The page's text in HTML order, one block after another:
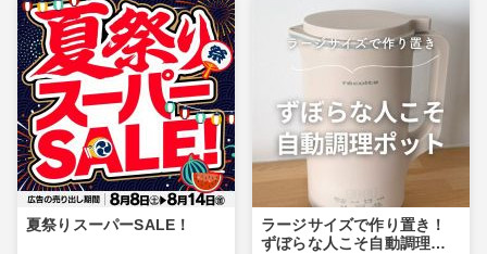
夏祭りスーパーSALE！
ラージサイズで作り置き！
ずぼらな人こそ自動調理ポ